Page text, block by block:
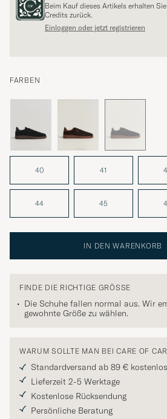
Beim Kauf dieses Artikels erhalten Sie
Credits zurück.
Einloggen oder jetzt registrieren
FARBEN
40 41
44 45
IN DEN WARENKORB
FINDE DIE RICHTIGE GRÖSSE
Die Schuhe fallen normal aus. Wir
gewohnte Größe zu wählen.
WARUM SOLLTE MAN BEI CARE OF
Standardversand ab 89 € kostenlos
Lieferzeit 2-5 Werktage
Kostenlose Rücksendung
Persönliche Beratung